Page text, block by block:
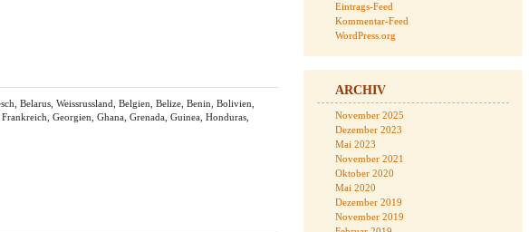
Belarus, Weissrussland, Belgien, Belize, Benin, Bolivien,
Georgien, Ghana, Grenada, Guinea, Honduras,
Eintrags-Feed
Kommentar-Feed
WordPress.org
ARCHIV
November 2025
Dezember 2023
Mai 2023
November 2021
Oktober 2020
Mai 2020
Dezember 2019
November 2019